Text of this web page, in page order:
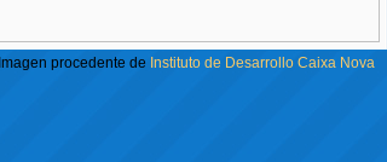
Imagen procedente de Instituto de Desarrollo Caixa Nova